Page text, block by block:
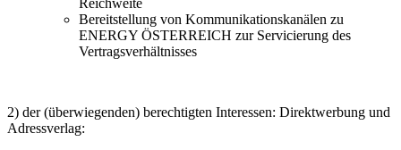
Reichweite
Bereitstellung von Kommunikationskanälen zu
ENERGY ÖSTERREICH zur Servicierung des
Vertragsverhältnisses
2) der (überwiegenden) berechtigten Interessen: Direktwerbung und
Adressverlag: